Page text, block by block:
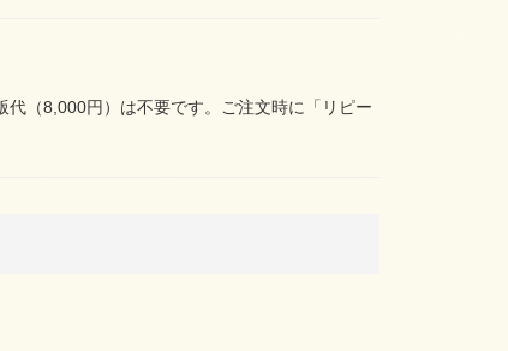
（8,000円）は不要です。ご注文時に「リピー